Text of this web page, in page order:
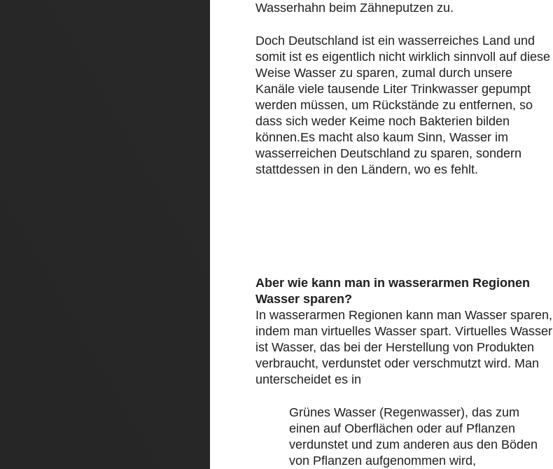
Wasserhahn beim Zähneputzen zu.
Doch Deutschland ist ein wasserreiches Land und
somit ist es eigentlich nicht wirklich sinnvoll auf diese
Weise Wasser zu sparen, zumal durch unsere
Kanäle viele tausende Liter Trinkwasser gepumpt
werden müssen, um Rückstände zu entfernen, so
dass sich weder Keime noch Bakterien bilden
können.Es macht also kaum Sinn, Wasser im
wasserreichen Deutschland zu sparen, sondern
stattdessen in den Ländern, wo es fehlt.
Aber wie kann man in wasserarmen Regionen
Wasser sparen?
In wasserarmen Regionen kann man Wasser sparen,
indem man virtuelles Wasser spart. Virtuelles Wasser
ist Wasser, das bei der Herstellung von Produkten
verbraucht, verdunstet oder verschmutzt wird. Man
unterscheidet es in
Grünes Wasser (Regenwasser), das zum
einen auf Oberflächen oder auf Pflanzen
verdunstet und zum anderen aus den Böden
von Pflanzen aufgenommen wird,